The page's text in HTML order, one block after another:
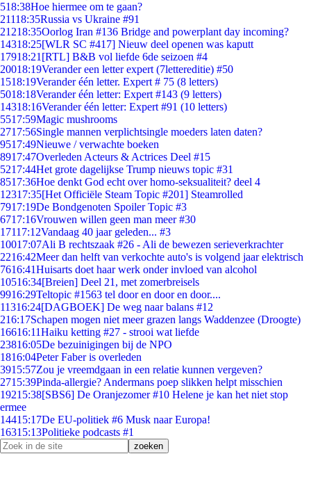
518:38Hoe hiermee om te gaan?
21118:35Russia vs Ukraine #91
21218:35Oorlog Iran #136 Bridge and powerplant day incoming?
14318:25[WLR SC #417] Nieuw deel openen was kaputt
17918:21 [RTL] B&B vol liefde 6de seizoen #4
20018:19Verander een letter expert (7lettereditie) #50
1518:19Verander één letter. Expert # 75 (8 letters)
5018:18Verander één letter: Expert #143 (9 letters)
14318:16Verander één letter: Expert #91 (10 letters)
5517:59Magic mushrooms
2717:56Single mannen verplichtsingle moeders laten daten?
9517:49Nieuwe / verwachte boeken
8917:47Overleden Acteurs & Actrices Deel #15
5217:44Het grote dagelijkse Trump nieuws topic #31
8517:36Hoe denkt God echt over homo-seksualiteit? deel 4
12317:35[Het Officiële Steam Topic #201] Steamrolled
7917:19De Bondgenoten Spoiler Topic #3
6717:16Vrouwen willen geen man meer #30
17117:12Vandaag 40 jaar geleden... #3
10017:07Ali B rechtszaak #26 - Ali de bewezen serieverkrachter
2216:42Meer dan helft van verkochte auto's is volgend jaar elektrisch
7616:41Huisarts doet haar werk onder invloed van alcohol
10516:34[Breien] Deel 21, met zomerbreisels
9916:29Teltopic #1563 tel door en door en door....
11316:24[DAGBOEK] De weg naar balans #12
216:17Schapen mogen niet meer grazen langs Waddenzee (Droogte)
16616:11Haiku ketting #27 - strooi wat liefde
23816:05De bezuinigingen bij de NPO
1816:04Peter Faber is overleden
3915:57Zou je vreemdgaan in een relatie kunnen vergeven?
2715:39Pinda-allergie? Andermans poep slikken helpt misschien
19215:38[SBS6] De Oranjezomer #10 Helene je kan het niet stop
ermee
14415:17De EU-politiek #6 Musk naar Europa!
16315:13Politieke podcasts #1